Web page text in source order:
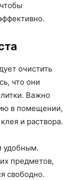
очистить
что они
Важно
в помещении,
и раствора.
удобным.
предметов,
свободно.